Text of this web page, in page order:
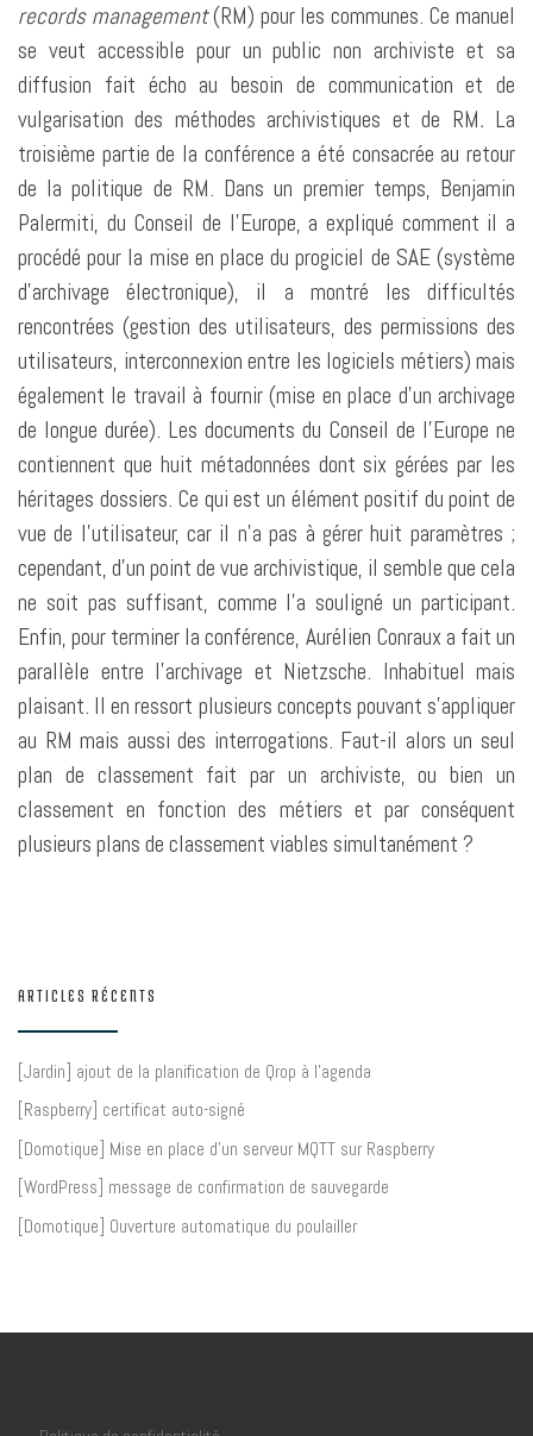
records management(RM) pour les communes. Ce manuel
se veut accessible pour un public non archiviste et sa
diffusion fait écho au besoin de communication et de
vulgarisation des méthodes archivistiques et de RM. La
troisième partie de la conférence a été consacrée au retour
de la politique de RM. Dans un premier temps, Benjamin
Palermiti, du Conseil de l’Europe, a expliqué comment il a
procédé pour la mise en place du progiciel de SAE (système
d’archivage électronique), il a montré les difficultés
rencontrées (gestion des utilisateurs, des permissions des
utilisateurs, interconnexion entre les logiciels métiers) mais
également le travail à fournir (mise en place d’un archivage
de longue durée). Les documents du Conseil de l’Europe ne
contiennent que huit métadonnées dont six gérées par les
héritages dossiers. Ce qui est un élément positif du point de
vue de l’utilisateur, car il n’a pas à gérer huit paramètres ;
cependant, d’un point de vue archivistique, il semble que cela
ne soit pas suffisant, comme l’a souligné un participant.
Enfin, pour terminer la conférence, Aurélien Conraux a fait un
parallèle entre l’archivage et Nietzsche. Inhabituel mais
plaisant. Il en ressort plusieurs concepts pouvant s’appliquer
au RM mais aussi des interrogations. Faut-il alors un seul
plan de classement fait par un archiviste, ou bien un
classement en fonction des métiers et par conséquent
plusieurs plans de classement viables simultanément ?
ARTICLES RÉCENTS
[Jardin] ajout de la planification de Qrop à l’agenda
[Raspberry] certificat auto-signé
[Domotique] Mise en place d’un serveur MQTT sur Raspberry
[WordPress] message de confirmation de sauvegarde
[Domotique] Ouverture automatique du poulailler